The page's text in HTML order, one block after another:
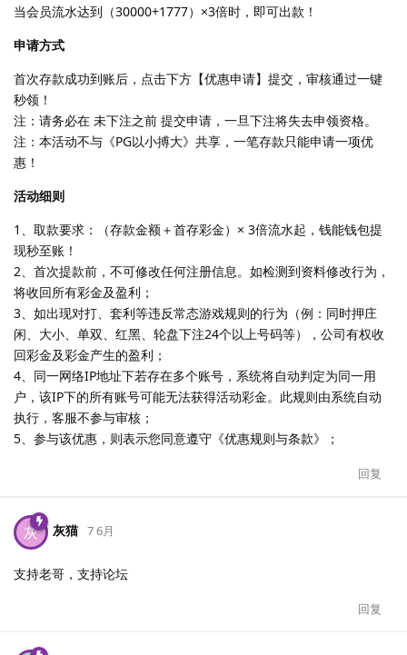
当会员流水达到（30000+1777）×3倍时，即可出款！
申请方式
首次存款成功到账后，点击下方【优惠申请】提交，审核通过一键
秒领！
注：请务必在 未下注之前 提交申请，一旦下注将失去申领资格。
注：本活动不与《PG以小搏大》共享，一笔存款只能申请一项优
惠！
活动细则
1、取款要求：（存款金额＋首存彩金）× 3倍流水起，钱能钱包提
现秒至账！
2、首次提款前，不可修改任何注册信息。如检测到资料修改行为，
将收回所有彩金及盈利；
3、如出现对打、套利等违反常态游戏规则的行为（例：同时押庄
闲、大小、单双、红黑、轮盘下注24个以上号码等），公司有权收
回彩金及彩金产生的盈利；
4、同一网络IP地址下若存在多个账号，系统将自动判定为同一用
户，该IP下的所有账号可能无法获得活动彩金。此规则由系统自动
执行，客服不参与审核；
5、参与该优惠，则表示您同意遵守《优惠规则与条款》；
回复
灰 灰猫 7 6月
支持老哥，支持论坛
回复